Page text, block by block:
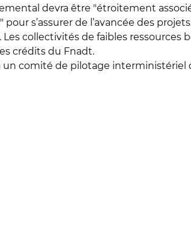
devra être "étroitement
s’assurer de l’avancée des
collectivités de faibles
crédits du Fnadt.
comité de pilotage interministériel